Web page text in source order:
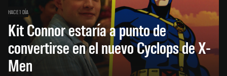
HACE 1 DÍA
Kit Connor estaría a punto de
convertirse en el nuevo Cyclops de X-
Men